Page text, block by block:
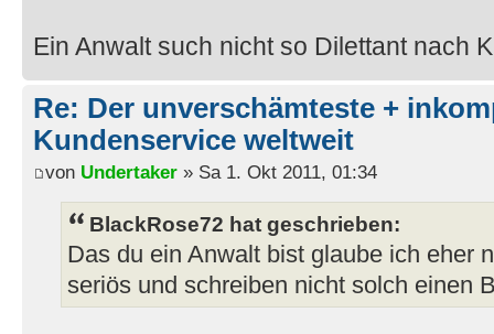
Ein Anwalt such nicht so Dilettant nach
Re: Der unverschämteste +
Kundenservice weltweit
von Undertaker » Sa 1. Okt 2011, 01:34
BlackRose72 hat geschrieben:
Das du ein Anwalt bist glaube ich eher
seriös und schreiben nicht solch einen